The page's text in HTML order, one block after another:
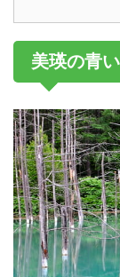
美瑛の青